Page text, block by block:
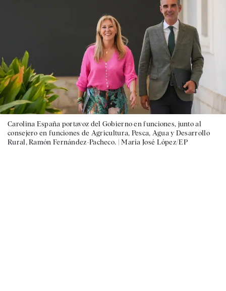
Carolina España portavoz del Gobierno en funciones, junto al
consejero en funciones de Agricultura, Pesca, Agua y Desarrollo
Rural, Ramón Fernández-Pacheco. |María José López/EP